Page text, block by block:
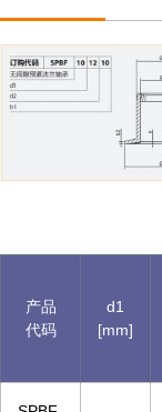
产品
代码
d1
[mm]